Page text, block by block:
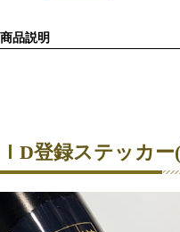
商品説明
ＩD登録ステッカ